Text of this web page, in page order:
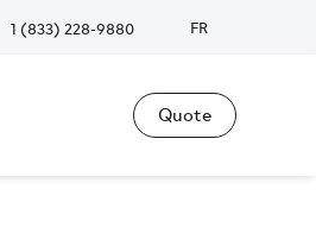
1 (833) 228-9880 FR
Quote